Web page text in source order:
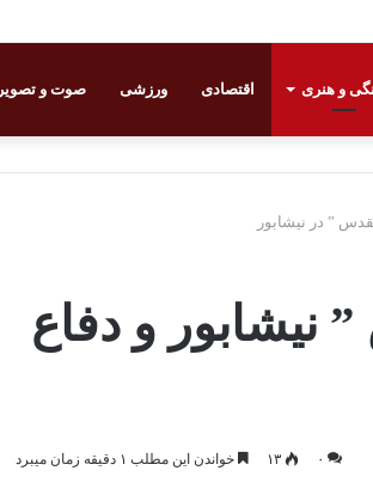
و هنری اقتصادی ورزشی صوت و تصویر
” در نیشابور
نیشابور و دفاع
۰ ۱۳ خواندن این مطلب ۱ دقیقه زمان میبرد